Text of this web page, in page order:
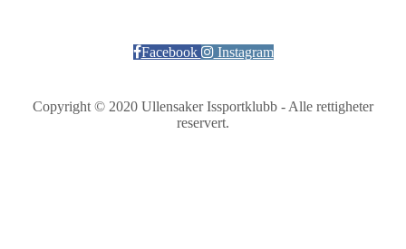
Facebook Instagram
Copyright © 2020 Ullensaker Issportklubb - Alle rettigheter
reservert.